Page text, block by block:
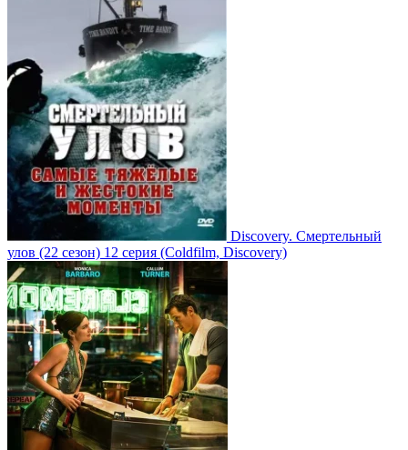
Discovery. Смертельный
улов (22 сезон) 12 серия (Coldfilm, Discovery)